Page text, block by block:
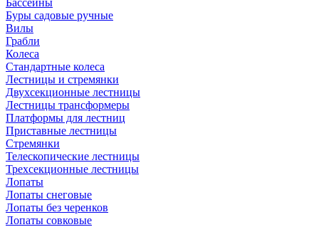
Бассейны
Буры садовые ручные
Вилы
Грабли
Колеса
Стандартные колеса
Лестницы и стремянки
Двухсекционные лестницы
Лестницы трансформеры
Платформы для лестниц
Приставные лестницы
Стремянки
Телескопические лестницы
Трехсекционные лестницы
Лопаты
Лопаты снеговые
Лопаты без черенков
Лопаты совковые